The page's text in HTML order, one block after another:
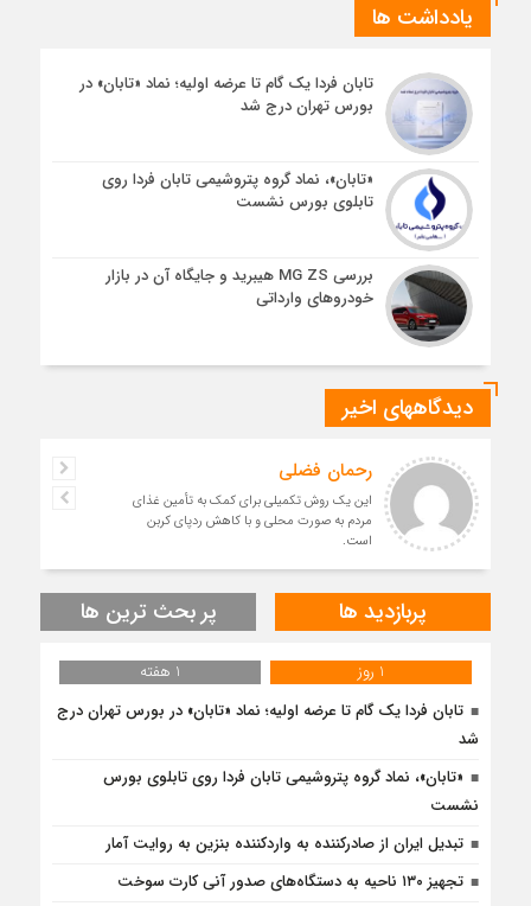
یادداشت ها
تابان فردا یک گام تا عرضه اولیه؛ نماد «تابان» در
بورس تهران درج شد
«تابان»، نماد گروه پتروشیمی تابان فردا روی
تابلوی بورس نشست
بررسی MG ZS هیبرید و جایگاه آن در بازار
خودروهای وارداتی
دیدگاههای اخیر
رحمان فضلی
این یک روش تکمیلی برای کمک به تأمین غذای
مردم به صورت محلی و با کاهش ردپای کربن
است.
پربازدید ها پر بحث ترین ها
1 روز
1 هفته
تابان فردا یک گام تا عرضه اولیه؛ نماد «تابان» در بورس تهران درج
شد
«تابان»، نماد گروه پتروشیمی تابان فردا روی تابلوی بورس
نشست
تبدیل ایران از صادرکننده به واردکننده بنزین به روایت آمار
تجهیز ۱۳۰ ناحیه به دستگاه‌های صدور آنی کارت سوخت